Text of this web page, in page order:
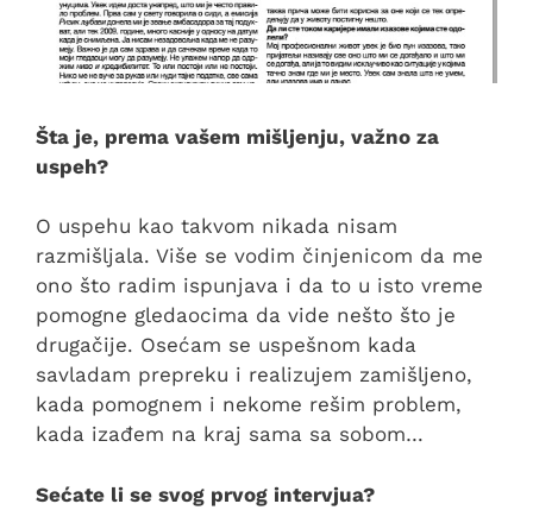
Šta je, prema vašem mišljenju, važno za
uspeh?
O uspehu kao takvom nikada nisam
razmišljala. Više se vodim činjenicom da me
ono što radim ispunjava i da to u isto vreme
pomogne gledaocima da vide nešto što je
drugačije. Osećam se uspešnom kada
savladam prepreku i realizujem zamišljeno,
kada pomognem i nekome rešim problem,
kada izađem na kraj sama sa sobom…
Sećate li se svog prvog intervjua?